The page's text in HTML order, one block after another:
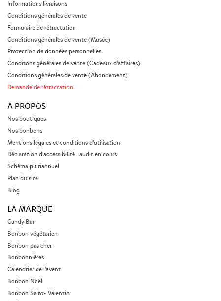
Informations livraisons
Conditions générales de vente
Formulaire de rétractation
Conditions générales de vente (Musée)
Protection de données personnelles
Conditons générales de vente (Cadeaux d'affaires)
Conditions générales de vente (Abonnement)
Demande de rétractation
A PROPOS
Nos boutiques
Nos bonbons
Mentions légales et conditions d'utilisation
Déclaration d'accessibilité : audit en cours
Schéma pluriannuel
Plan du site
Blog
LA MARQUE
Candy Bar
Bonbon végétarien
Bonbon pas cher
Bonbonnières
Calendrier de l'avent
Bonbon Noël
Bonbon Saint- Valentin